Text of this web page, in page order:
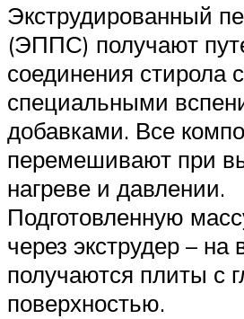
Экструдированный
(ЭППС) получают
соединения стирола
специальными
добавками. Все
перемешивают при
нагреве и давлении.
Подготовленную
через экструдер – на
получаются плиты с
поверхностью.